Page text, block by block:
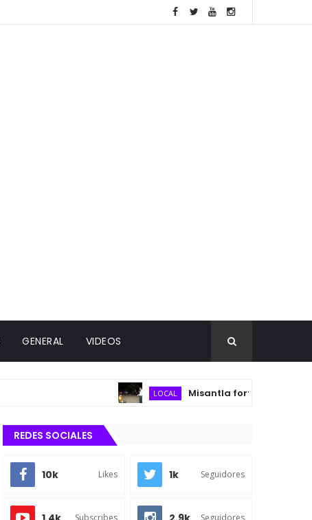
GENERAL VIDEOS
LOCAL Misantla fortalece
REDES SOCIALES
10k Likes 1k Seguidores
Subscribes Seguidores